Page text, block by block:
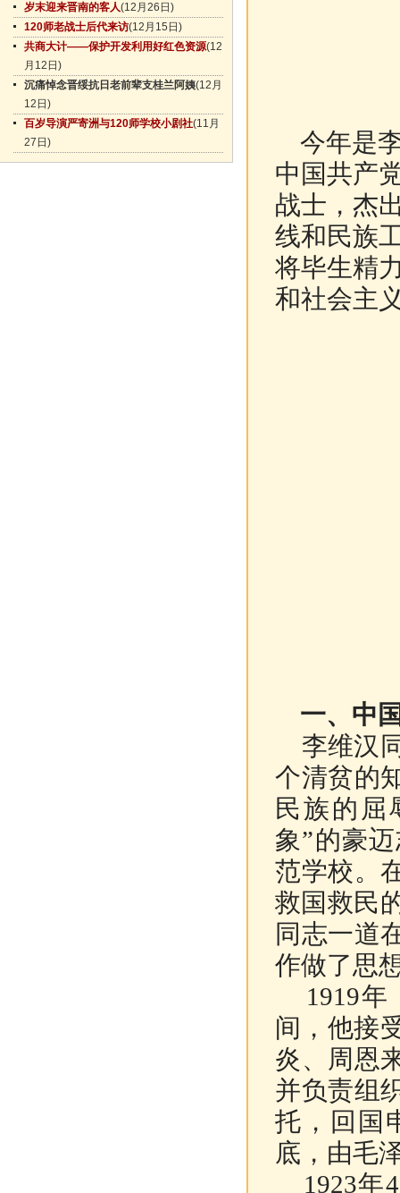
岁末迎来晋南的客人(12月26日)
120师老战士后代来访(12月15日)
共商大计——保护开发利用好红色资源(12
月12日)
沉痛悼念晋绥抗日老前辈支桂兰阿姨(12月
12日)
百岁导演严寄洲与120师学校小剧社(11月
27日)
今年是
中国共产
战士，杰
线和民族
将毕生精
和社会主
一、中
李维汉
个清贫的
民族的屈
象”的豪
范学校。
救国救民
同志一道
作做了思
1919年
间，他接
炎、周恩
并负责组
托，回国
底，由毛
1923年4